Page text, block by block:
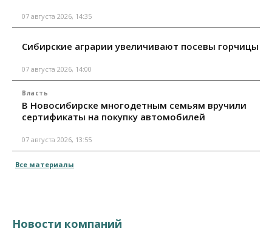
07 августа 2026, 14:35
Сибирские аграрии увеличивают посевы горчицы
07 августа 2026, 14:00
Власть
В Новосибирске многодетным семьям вручили
сертификаты на покупку автомобилей
07 августа 2026, 13:55
Все материалы
Новости компаний